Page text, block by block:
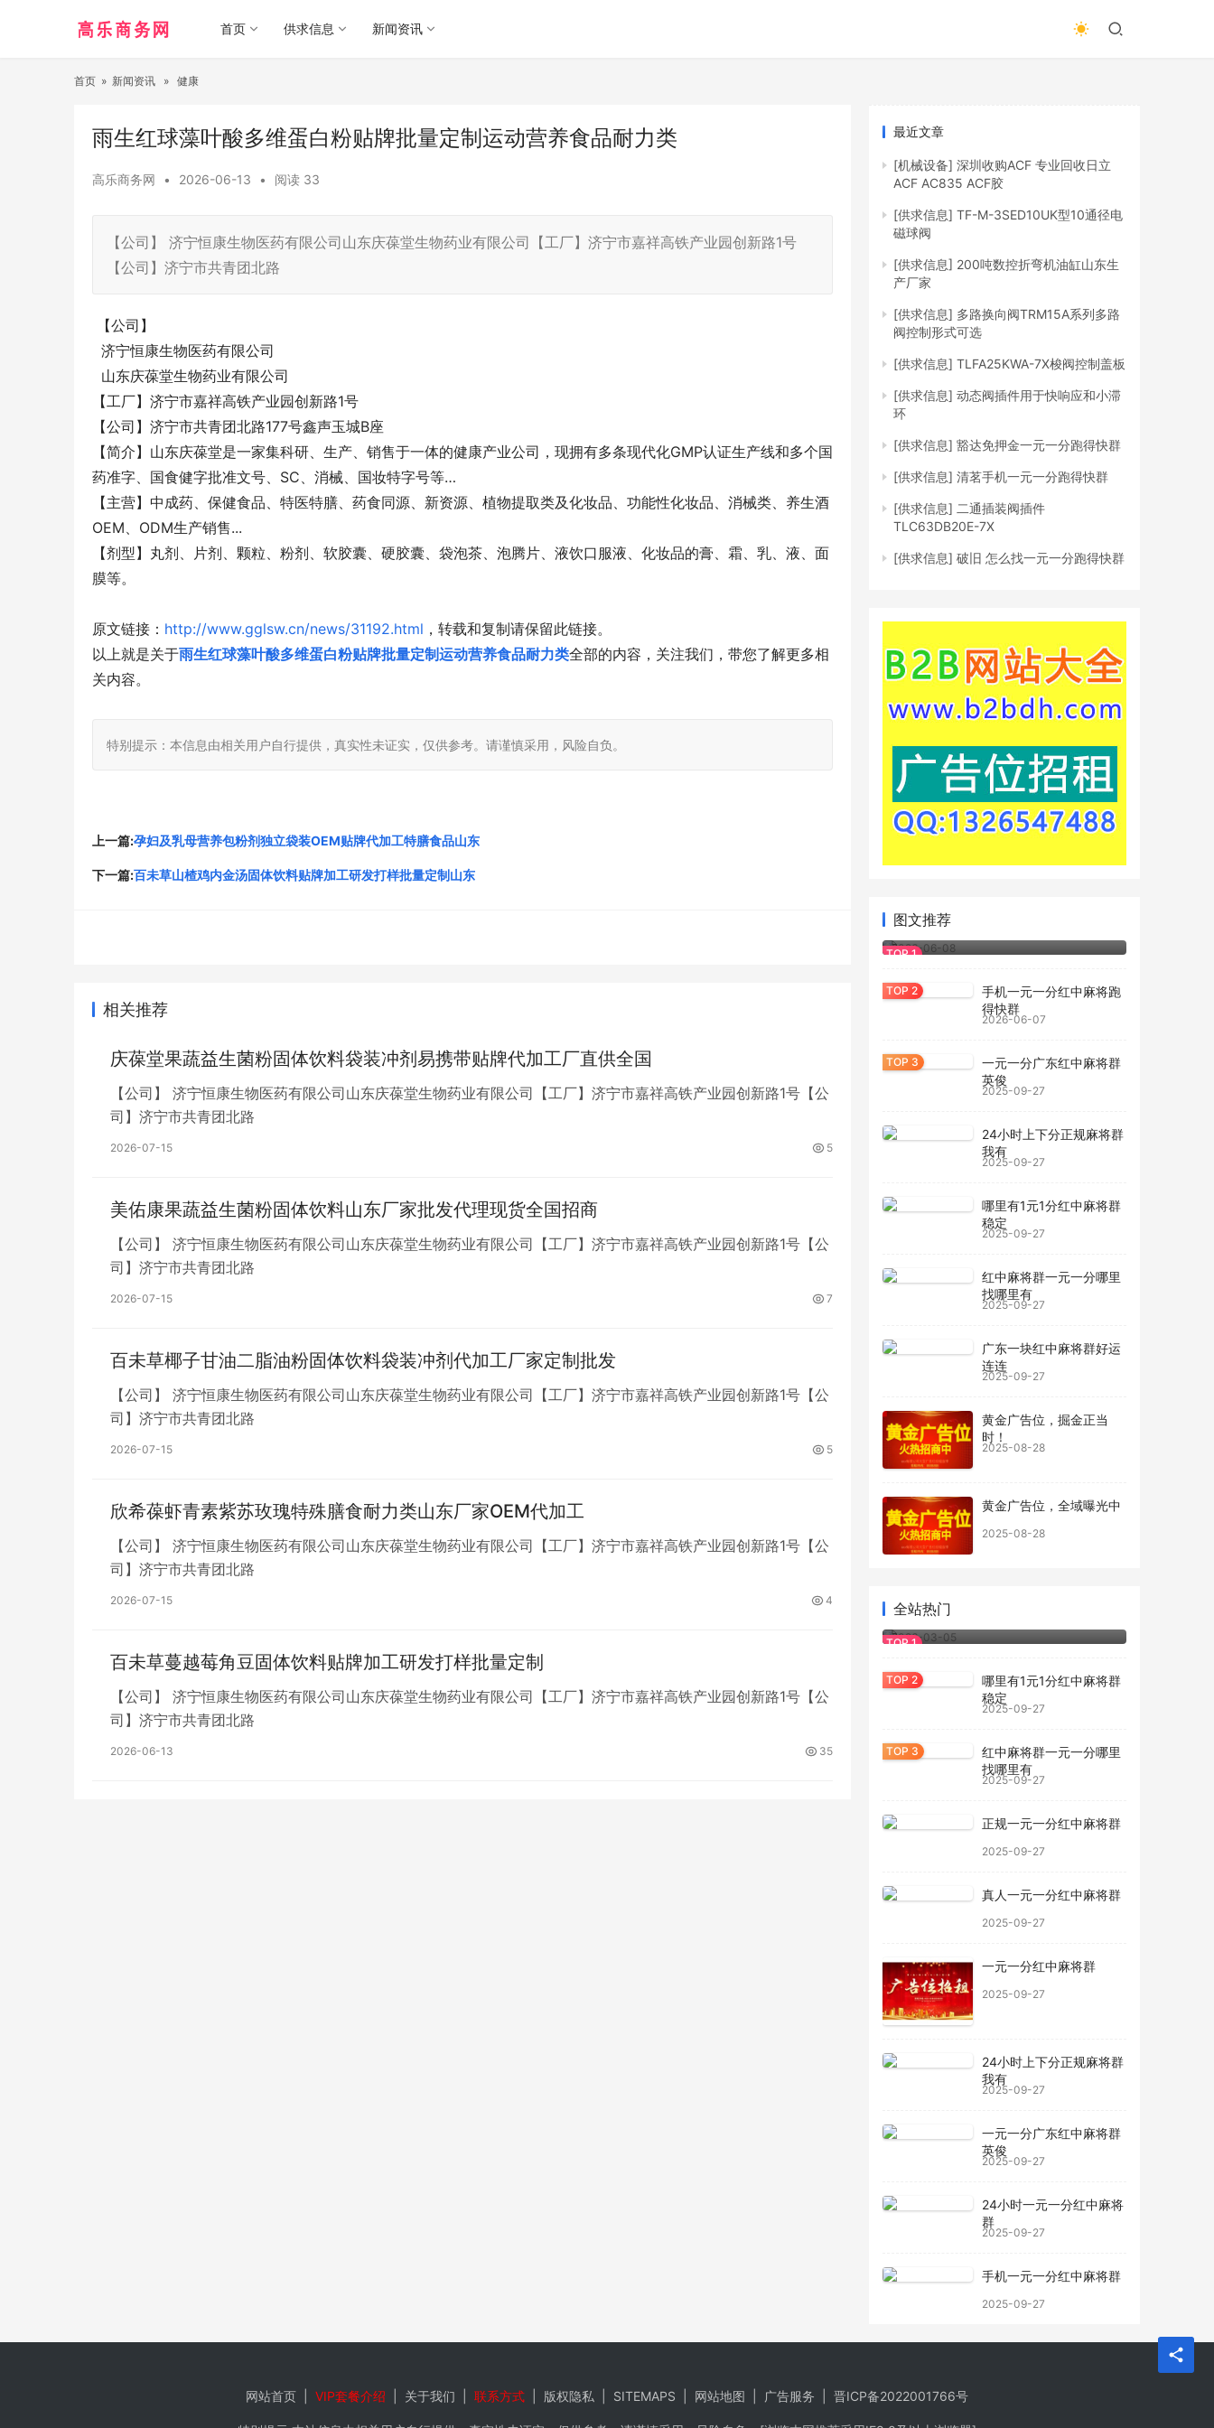
首页 供求信息 新闻资讯
首页 » 新闻资讯 » 健康
雨生红球藻叶酸多维蛋白粉贴牌批量定制运动营养食品耐力类
高乐商务网 • 2026-06-13 • 阅读 33
【公司】 济宁恒康生物医药有限公司山东庆葆堂生物药业有限公司【工厂】济宁市嘉祥高铁产业园创新路1号
【公司】济宁市共青团北路
【公司】
济宁恒康生物医药有限公司
山东庆葆堂生物药业有限公司
【工厂】济宁市嘉祥高铁产业园创新路1号
【公司】济宁市共青团北路177号鑫声玉城B座
【简介】山东庆葆堂是一家集科研、生产、销售于一体的健康产业公司，现拥有多条现代化GMP认证生产线和多个国
药准字、国食健字批准文号、SC、消械、国妆特字号等…
【主营】中成药、保健食品、特医特膳、药食同源、新资源、植物提取类及化妆品、功能性化妆品、消械类、养生酒
OEM、ODM生产销售...
【剂型】丸剂、片剂、颗粒、粉剂、软胶囊、硬胶囊、袋泡茶、泡腾片、液饮口服液、化妆品的膏、霜、乳、液、面
膜等。
原文链接： http://www.gglsw.cn/news/31192.html ，转载和复制请保留此链接。
以上就是关于雨生红球藻叶酸多维蛋白粉贴牌批量定制运动营养食品耐力类全部的内容，关注我们，带您了解更多相
关内容。
特别提示：本信息由相关用户自行提供，真实性未证实，仅供参考。请谨慎采用，风险自负。
上一篇:孕妇及乳母营养包粉剂独立袋装OEM贴牌代加工特膳食品山东
下一篇:百未草山楂鸡内金汤固体饮料贴牌加工研发打样批量定制山东
相关推荐
庆葆堂果蔬益生菌粉固体饮料袋装冲剂易携带贴牌代加工厂直供全国
【公司】 济宁恒康生物医药有限公司山东庆葆堂生物药业有限公司【工厂】济宁市嘉祥高铁产业园创新路1号【公
司】济宁市共青团北路
2026-07-15 5
美佑康果蔬益生菌粉固体饮料山东厂家批发代理现货全国招商
【公司】 济宁恒康生物医药有限公司山东庆葆堂生物药业有限公司【工厂】济宁市嘉祥高铁产业园创新路1号【公
司】济宁市共青团北路
2026-07-15 7
百未草椰子甘油二脂油粉固体饮料袋装冲剂代加工厂家定制批发
【公司】 济宁恒康生物医药有限公司山东庆葆堂生物药业有限公司【工厂】济宁市嘉祥高铁产业园创新路1号【公
司】济宁市共青团北路
2026-07-15 5
欣希葆虾青素紫苏玫瑰特殊膳食耐力类山东厂家OEM代加工
【公司】 济宁恒康生物医药有限公司山东庆葆堂生物药业有限公司【工厂】济宁市嘉祥高铁产业园创新路1号【公
司】济宁市共青团北路
2026-07-15 4
百未草蔓越莓角豆固体饮料贴牌加工研发打样批量定制
【公司】 济宁恒康生物医药有限公司山东庆葆堂生物药业有限公司【工厂】济宁市嘉祥高铁产业园创新路1号【公
司】济宁市共青团北路
2026-06-13 35
最近文章
[机械设备] 深圳收购ACF 专业回收日立
ACF AC835 ACF胶
[供求信息] TF-M-3SED10UK型10通径电
磁球阀
[供求信息] 200吨数控折弯机油缸山东生
产厂家
[供求信息] 多路换向阀TRM15A系列多路
阀控制形式可选
[供求信息] TLFA25KWA-7X梭阀控制盖板
[供求信息] 动态阀插件用于快响应和小滞
环
[供求信息] 豁达免押金一元一分跑得快群
[供求信息] 清茗手机一元一分跑得快群
[供求信息] 二通插装阀插件
TLC63DB20E-7X
[供求信息] 破旧 怎么找一元一分跑得快群
图文推荐
2026玩家经验：一元一分红中麻将怎么
玩.bilibili
2026-06-08
手机一元一分红中麻将跑
得快群
2026-06-07
一元一分广东红中麻将群
英俊
2025-09-27
24小时上下分正规麻将群
我有
2025-09-27
哪里有1元1分红中麻将群
稳定
2025-09-27
红中麻将群一元一分哪里
找哪里有
2025-09-27
广东一块红中麻将群好运
连连
2025-09-27
黄金广告位，掘金正当
时！
2025-08-28
黄金广告位，全域曝光中
2025-08-28
全站热门
家居灯具干燥剂 吊灯壁灯室内照明设备
2026-03-05
哪里有1元1分红中麻将群
稳定
2025-09-27
红中麻将群一元一分哪里
找哪里有
2025-09-27
正规一元一分红中麻将群
2025-09-27
真人一元一分红中麻将群
2025-09-27
一元一分红中麻将群
2025-09-27
24小时上下分正规麻将群
我有
2025-09-27
一元一分广东红中麻将群
英俊
2025-09-27
24小时一元一分红中麻将
群
2025-09-27
手机一元一分红中麻将群
2025-09-27
网站首页 VIP套餐介绍 关于我们 联系方式 版权隐私 SITEMAPS 网站地图 广告服务 晋ICP备2022001766号